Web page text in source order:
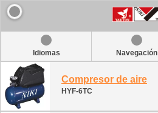
Idiomas Navegación
Compresor de aire
HYF-6TC